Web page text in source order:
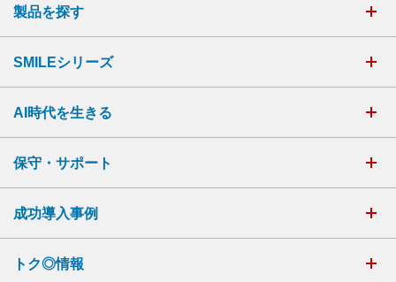
製品を探す
SMILEシリーズ
AI時代を生きる
保守・サポート
成功導入事例
トク◎情報